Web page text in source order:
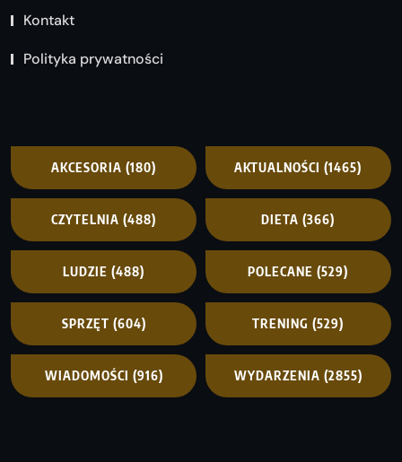
Kontakt
Polityka prywatności
AKCESORIA (180) AKTUALNOŚCI (1465)
CZYTELNIA (488) DIETA (366)
LUDZIE (488) POLECANE (529)
SPRZĘT (604) TRENING (529)
WIADOMOŚCI (916) WYDARZENIA (2855)